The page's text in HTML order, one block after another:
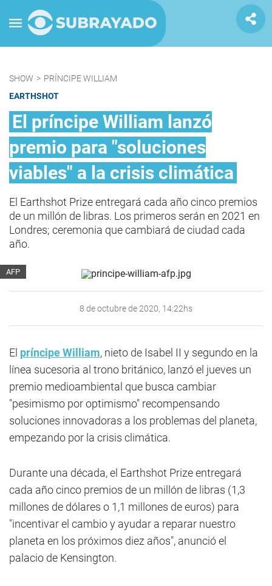
SHOW > PRÍNCIPE WILLIAM
EARTHSHOT
El príncipe William lanzó
premio para "soluciones
viables" a la crisis climática
El Earthshot Prize entregará cada año cinco premios
de un millón de libras. Los primeros serán en 2021 en
Londres; ceremonia que cambiará de ciudad cada
año.
AFP
8 de octubre de 2020, 14:22hs
El príncipe William, nieto de Isabel II y segundo en la
línea sucesoria al trono británico, lanzó el jueves un
premio medioambiental que busca cambiar
"pesimismo por optimismo" recompensando
soluciones innovadoras a los problemas del planeta,
empezando por la crisis climática.
Durante una década, el Earthshot Prize entregará
cada año cinco premios de un millón de libras (1,3
millones de dólares o 1,1 millones de euros) para
"incentivar el cambio y ayudar a reparar nuestro
planeta en los próximos diez años", anunció el
palacio de Kensington.